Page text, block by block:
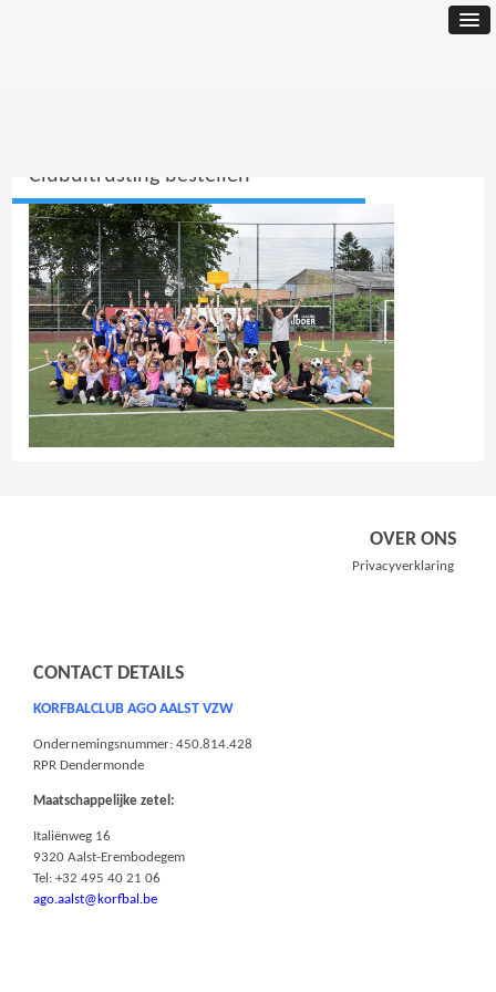
Clubuitrusting bestellen
OVER ONS
Privacyverklaring
CONTACT DETAILS
KORFBALCLUB AGO AALST VZW
Ondernemingsnummer: 450.814.428
RPR Dendermonde
Maatschappelijke zetel:
Italiënweg 16
9320 Aalst-Erembodegem
Tel: +32 495 40 21 06
ago.aalst@korfbal.be